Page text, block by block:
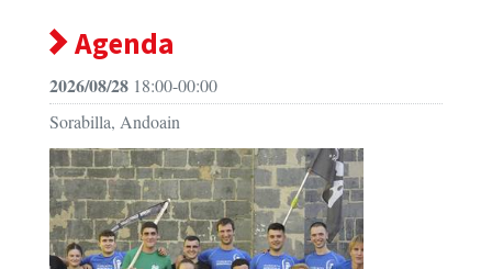
Agenda
2026/08/28 18:00-00:00
Sorabilla, Andoain